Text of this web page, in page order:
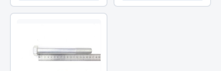
Выключатель массы
Весь раздел